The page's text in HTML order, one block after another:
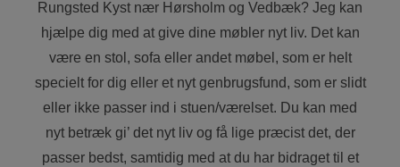
Rungsted Kyst nær Hørsholm og Vedbæk? Jeg kan
hjælpe dig med at give dine møbler nyt liv. Det kan
være en stol, sofa eller andet møbel, som er helt
specielt for dig eller et nyt genbrugsfund, som er slidt
eller ikke passer ind i stuen/værelset. Du kan med
nyt betræk gi’ det nyt liv og få lige præcist det, der
passer bedst, samtidig med at du har bidraget til et